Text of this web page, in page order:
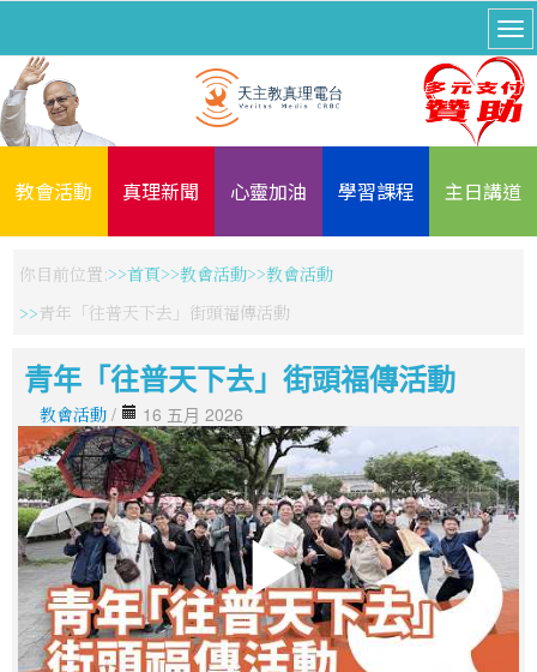
教會活動 真理新聞 心靈加油 學習課程 主日講道
你目前位置: 首頁 教會活動
教會活動
青年「往普天下去」街頭福傳活動
青年「往普天下去」街頭福傳活動
教會活動 / 16 五月 2026